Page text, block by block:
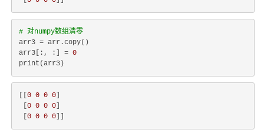
# 对numpy数组清零
arr3 = arr.copy()
arr3[:, :] = 0
0 0 0 0
0 0 0 0
0 0 0 0